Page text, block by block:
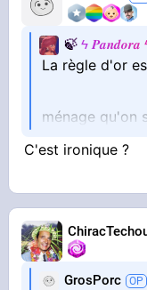
🍃 ϟ 𝑷𝒂𝒏𝒅𝒐𝒓𝒂
La règle d'or
ménage qu'on
C'est la chose
C'est ironique ?
GrosPorc